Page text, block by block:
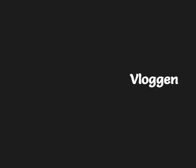
Vloggen